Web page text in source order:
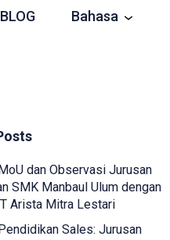
BLOG Bahasa
dan Observasi Jurusan
SMK Manbaul Ulum dengan
Arista Mitra Lestari
Sales: Jurusan